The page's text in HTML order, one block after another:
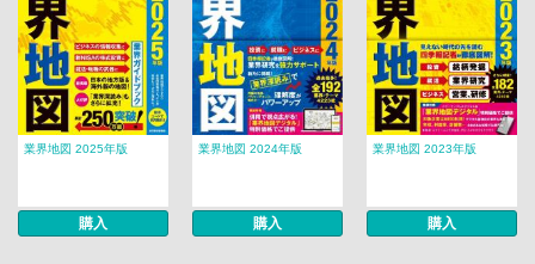
業界地図 2025年版
購入
業界地図 2024年版
購入
業界地図 2023年版
購入